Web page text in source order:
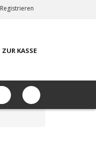
Registrieren
ZUR KASSE